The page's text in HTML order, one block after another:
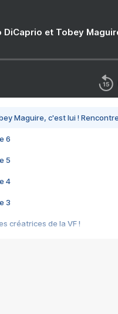
DiCaprio et Tobey
Maguire, c'est lui !
6
5
4
3
créatrices de la VF !